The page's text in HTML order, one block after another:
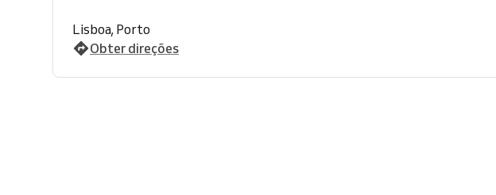
Lisboa, Porto
Obter direções